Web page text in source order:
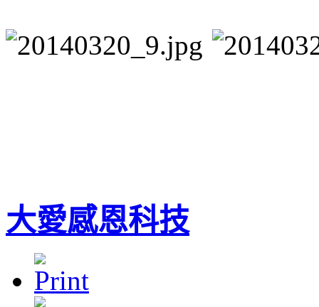
大愛感恩科技